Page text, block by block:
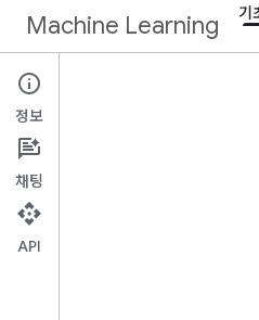
Machine Learning 기
Google은
정보
채팅
API